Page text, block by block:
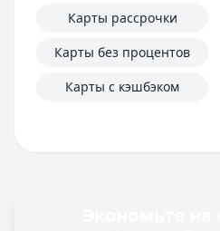
Карты рассрочки
Карты без процентов
Карты с кэшбэком